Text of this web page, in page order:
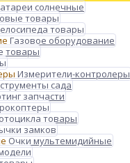
солнечные
товары
товары
Газовое оборудование
товары
Измерители-контролеры
сада
запчасти
товары
замков
Очки мультемидийные